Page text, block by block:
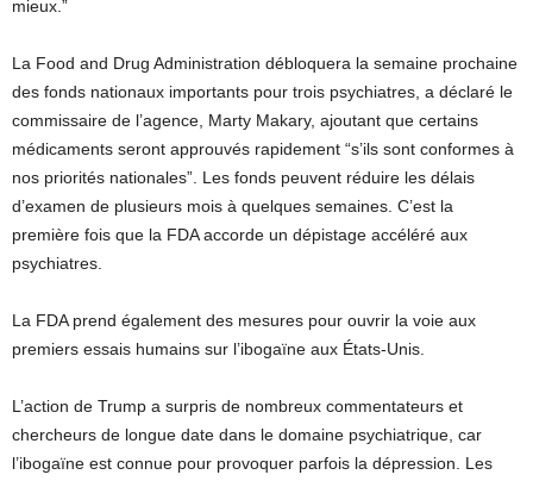
mieux.”
La Food and Drug Administration débloquera la semaine prochaine
des fonds nationaux importants pour trois psychiatres, a déclaré le
commissaire de l’agence, Marty Makary, ajoutant que certains
médicaments seront approuvés rapidement “s’ils sont conformes à
nos priorités nationales”. Les fonds peuvent réduire les délais
d’examen de plusieurs mois à quelques semaines. C’est la
première fois que la FDA accorde un dépistage accéléré aux
psychiatres.
La FDA prend également des mesures pour ouvrir la voie aux
premiers essais humains sur l’ibogaïne aux États-Unis.
L’action de Trump a surpris de nombreux commentateurs et
chercheurs de longue date dans le domaine psychiatrique, car
l’ibogaïne est connue pour provoquer parfois la dépression. Les